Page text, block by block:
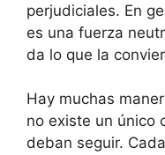
perjudiciales. En
es una fuerza
da lo que la
Hay muchas
no existe un único
deban seguir.